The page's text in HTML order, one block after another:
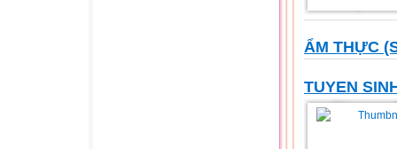
ẨM THỰC
TUYEN